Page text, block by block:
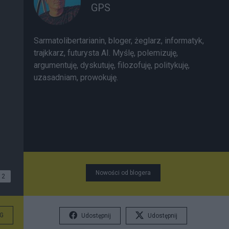
2
GPS
Sarmatolibertarianin, bloger, żeglarz, informatyk,
trajkkarz, futurysta AI. Myślę, polemizuję,
argumentuję, dyskutuję, filozofuję, politykuję,
uzasadniam, prowokuję.
Nowości od blogera
Udostępnij Udostępnij